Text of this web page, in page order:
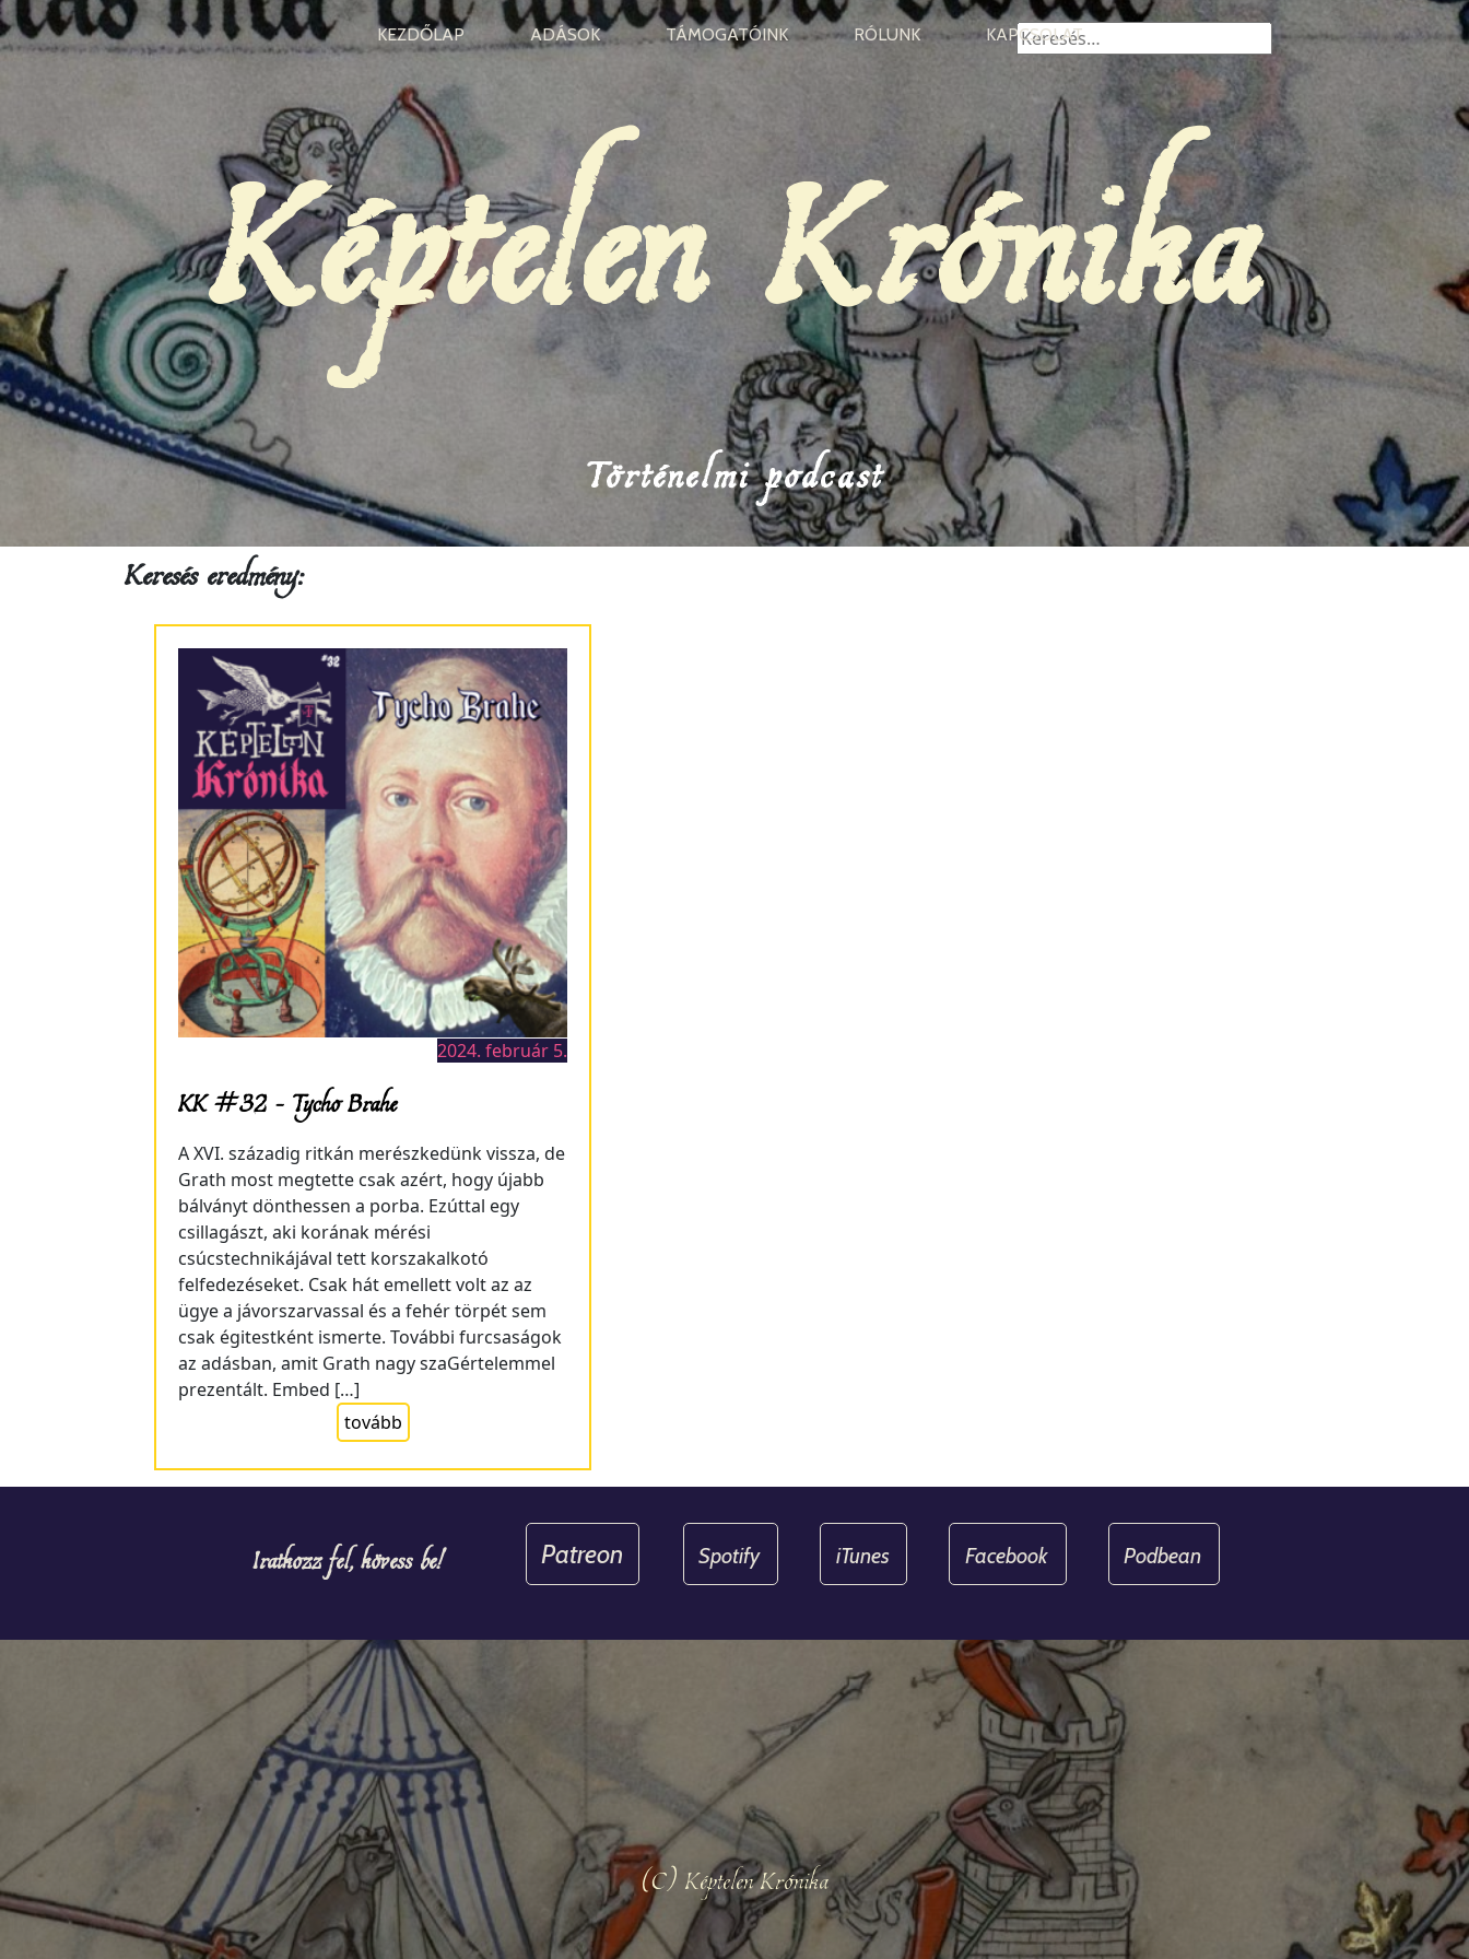
KEZDŐLAP ADÁSOK TÁMOGATÓINK RÓLUNK KAPCSOLAT
Keresés:
Képtelen Krónika
Történelmi podcast
Keresés eredmény:
2024. február 5.
KK #32 – Tycho Brahe
A XVI. századig ritkán merészkedünk vissza, de
Grath most megtette csak azért, hogy újabb
bálványt dönthessen a porba. Ezúttal egy
csillagászt, aki korának mérési
csúcstechnikájával tett korszakalkotó
felfedezéseket. Csak hát emellett volt az az
ügye a jávorszarvassal és a fehér törpét sem
csak égitestként ismerte. További furcsaságok
az adásban, amit Grath nagy szaGértelemmel
prezentált. Embed […]
tovább
Iratkozz fel, kövess be! Patreon Spotify iTunes Facebook Podbean
(C) Képtelen Krónika